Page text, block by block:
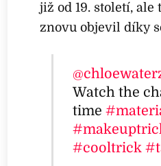
již od 19. století, ale
znovu objevil díky
Watch the
time
#cooltrick